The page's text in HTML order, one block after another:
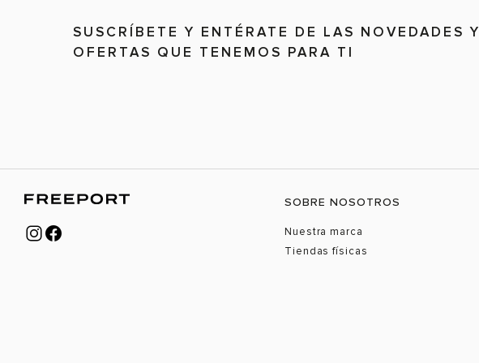
SUSCRÍBETE Y ENTÉRATE DE LAS NOVEDADES Y
OFERTAS QUE TENEMOS PARA TI
SOBRE NOSOTROS
Nuestra marca
Tiendas físicas